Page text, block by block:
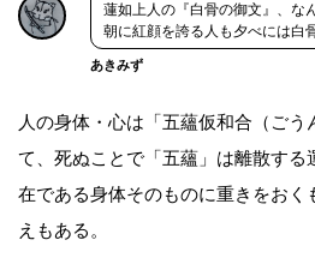
蓮如上人の『白骨の御文』、な
朝に紅顔を誇る人も夕べには白
あきみず
人の身体・心は「五蘊仮和合（ごう
て、死ぬことで「五蘊」は離散する
在である身体そのものに重きをおく
えもある。